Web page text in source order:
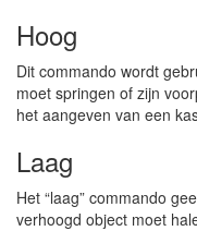
Hoog
Dit commando wordt
moet springen of zijn
het aangeven van een
Laag
Het “laag” commando
verhoogd object moet